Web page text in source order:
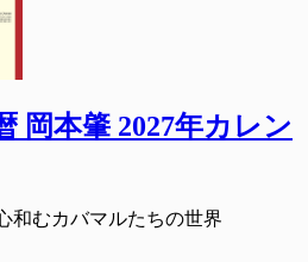
岡本肇 2027年カレン
和むカバマルたちの世界